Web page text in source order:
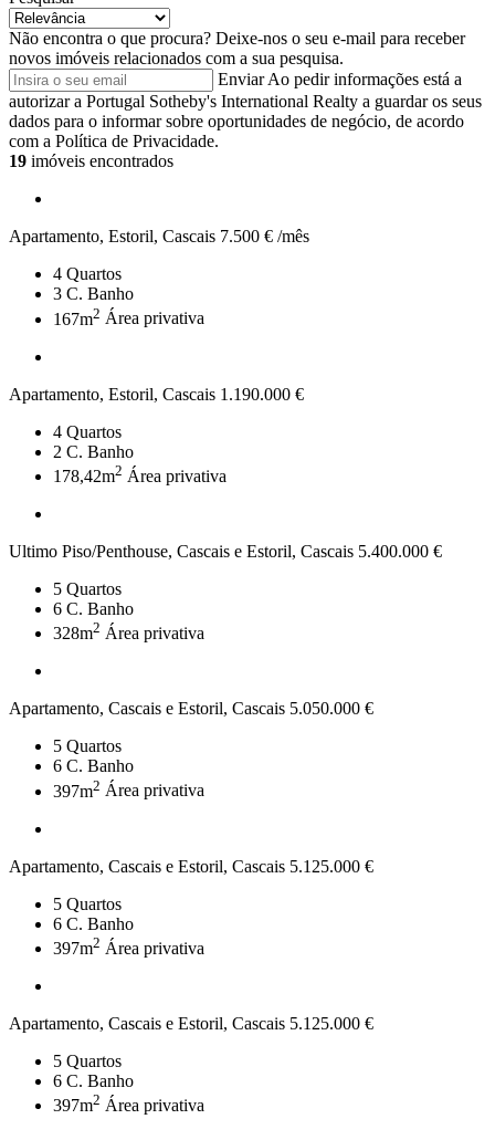
Não encontra o que procura? Deixe-nos o seu e-mail para receber
novos imóveis relacionados com a sua pesquisa.
Enviar Ao pedir informações está a
autorizar a Portugal Sotheby's International Realty a guardar os seus
dados para o informar sobre oportunidades de negócio, de acordo
com a Política de Privacidade.
19 imóveis encontrados
Apartamento, Estoril, Cascais 7.500 € /mês
4 Quartos
3 C. Banho
167m2 Área privativa
Apartamento, Estoril, Cascais 1.190.000 €
4 Quartos
2 C. Banho
178,42m2 Área privativa
Ultimo Piso/Penthouse, Cascais e Estoril, Cascais 5.400.000 €
5 Quartos
6 C. Banho
328m2 Área privativa
Apartamento, Cascais e Estoril, Cascais 5.050.000 €
5 Quartos
6 C. Banho
397m2 Área privativa
Apartamento, Cascais e Estoril, Cascais 5.125.000 €
5 Quartos
6 C. Banho
397m2 Área privativa
Apartamento, Cascais e Estoril, Cascais 5.125.000 €
5 Quartos
6 C. Banho
397m2 Área privativa